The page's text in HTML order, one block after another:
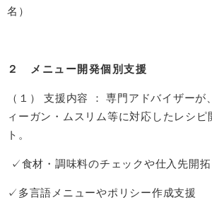
名）
２ メニュー開発個別支援
（１） 支援内容 ： 専門アドバイザー
ィーガン・ムスリム等に対応したレシピ
ト。
✓食材・調味料のチェックや仕入先開拓
✓多言語メニューやポリシー作成支援